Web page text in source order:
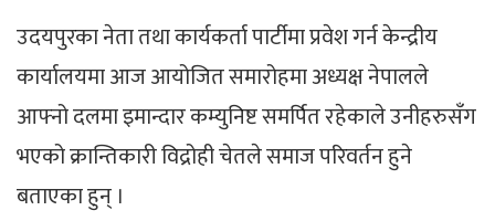
उदयपुरका नेता तथा कार्यकर्ता पार्टीमा प्रवेश गर्न केन्द्रीय
कार्यालयमा आज आयोजित समारोहमा अध्यक्ष नेपालले
आफ्नो दलमा इमान्दार कम्युनिष्ट समर्पित रहेकाले उनीहरुसँग
भएको क्रान्तिकारी विद्रोही चेतले समाज परिवर्तन हुने
बताएका हुन् ।